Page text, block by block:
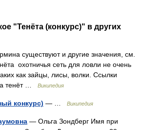
"Тенёта (конкурс)" в других
существуют и другие значения, см.
охотничья сеть для ловли не очень
как зайцы, лисы, волки. Ссылки
тенёт …
Википедия
конкурс) — … Википедия
— Ольга Зондберг Имя при